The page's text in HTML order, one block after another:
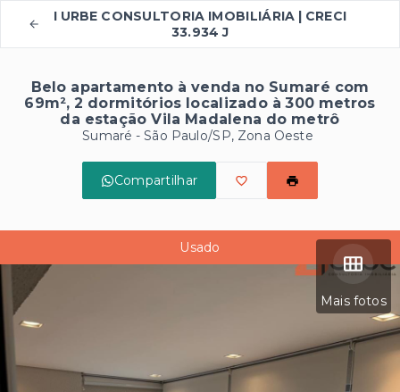
I URBE CONSULTORIA IMOBILIÁRIA | CRECI
33.934 J
Belo apartamento à venda no Sumaré com
69m², 2 dormitórios localizado à 300 metros
da estação Vila Madalena do metrô
Sumaré - São Paulo/SP, Zona Oeste
Compartilhar
Mais fotos
Usado